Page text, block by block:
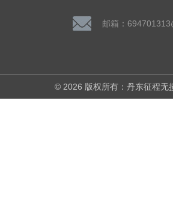
邮箱：
© 2026 版权所有：丹东征程